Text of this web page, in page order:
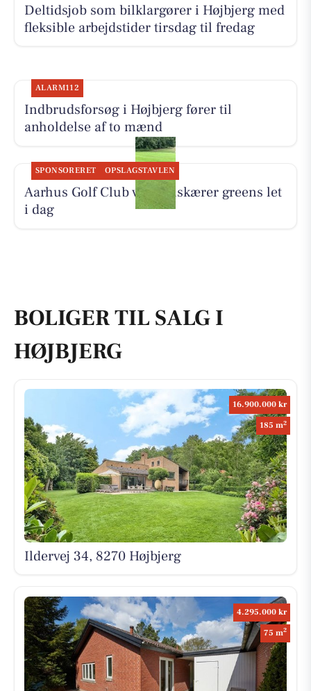
Deltidsjob som bilklargører i Højbjerg med
fleksible arbejdstider tirsdag til fredag
ALARM112
Indbrudsforsøg i Højbjerg fører til
anholdelse af to mænd
SPONSORERET OPSLAGSTAVLEN
Aarhus Golf Club vertikalskærer greens let
i dag
BOLIGER TIL SALG I
HØJBJERG
16.900.000 kr
185 m2
Ildervej 34, 8270 Højbjerg
4.295.000 kr
75 m2